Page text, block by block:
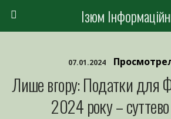
Ізюм
07.01.2024
Лише вгору: Податки для
2024 року –